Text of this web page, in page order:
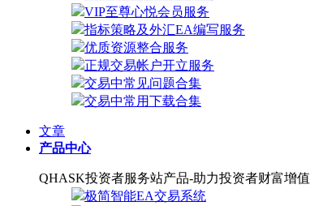
VIP至尊心悦会员服务
指标策略及外汇EA编写服务
优质资源整合服务
正规交易帐户开立服务
交易中常见问题合集
交易中常用下载合集
文章
产品中心
QHASK投资者服务站产品-助力投资者财富增值
极简智能EA交易系统